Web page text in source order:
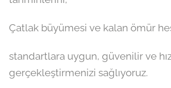
Çatlak büyümesi ve kalan ömür
standartlara uygun, güvenilir ve
gerçekleştirmenizi sağlıyoruz.